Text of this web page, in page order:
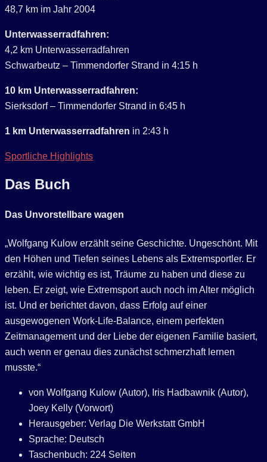
48,7 km im Jahr 2004
Unterwasserradfahren:
4,2 km Unterwasserradfahren
Schwarbeutz – Timmendorfer Strand in 4:15 h
10 km Unterwasserradfahren:
Sierksdorf – Timmendorfer Strand in 6:45 h
1 km Unterwasserradfahren in 2:43 h
Sportliche Highlights
Das Buch
Das Unvorstellbare wagen
„Wolfgang Kulow erzählt seine Geschichte. Ungeschönt. Mit
den Höhen und Tiefen seines Lebens als Extremsportler. Er
erzählt, wie wichtig es ist, Träume zu haben und diese zu
leben. Er zeigt, wie Extremsport auch noch im Alter möglich
ist. Und er berichtet davon, dass Erfolg auf einer
ausgewogenen Work-Life-Balance, einem perfekten
Zeitmanagement und der Liebe der eigenen Familie basiert,
auch wenn er genau dies zunächst schmerzhaft lernen
musste.“
von Wolfgang Kulow (Autor), Iris Hadbawnik (Autor),
Joey Kelly (Vorwort)
Herausgeber: ‎Verlag Die Werkstatt GmbH
Sprache: ‎Deutsch
Taschenbuch: ‎224 Seiten